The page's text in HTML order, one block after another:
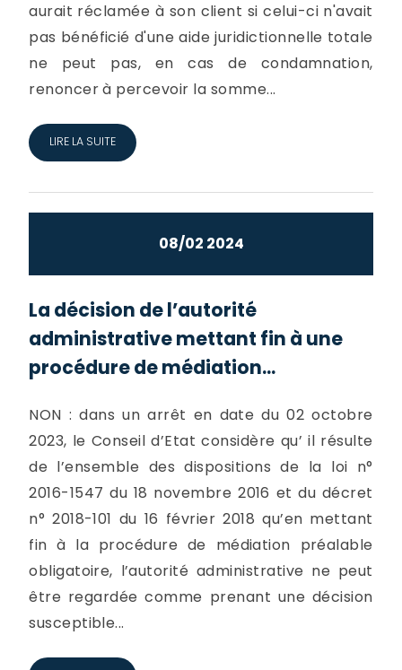
aurait réclamée à son client si celui-ci n'avait
pas bénéficié d'une aide juridictionnelle totale
ne peut pas, en cas de condamnation,
renoncer à percevoir la somme...
LIRE LA SUITE
08/02 2024
La décision de l’autorité
administrative mettant fin à une
procédure de médiation...
NON : dans un arrêt en date du 02 octobre
2023, le Conseil d’Etat considère qu’ il résulte
de l’ensemble des dispositions de la loi n°
2016-1547 du 18 novembre 2016 et du décret
n° 2018-101 du 16 février 2018 qu’en mettant
fin à la procédure de médiation préalable
obligatoire, l’autorité administrative ne peut
être regardée comme prenant une décision
susceptible...